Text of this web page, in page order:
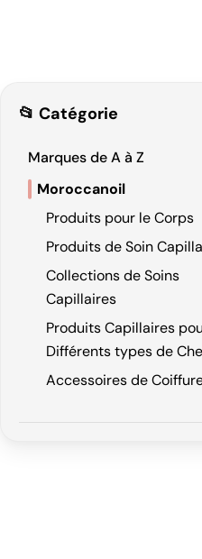
📂 Catégorie
Marques de A à Z
Moroccanoil
Produits pour le Corps
Produits de Soin
Collections de Soins
Capillaires
Produits Capillaires
Différents types de
Accessoires de